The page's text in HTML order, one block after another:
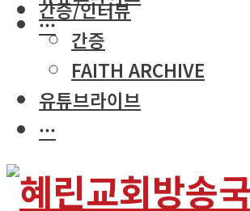
···
간증/인터뷰
간증
FAITH ARCHIVE
유튜브라이브
···